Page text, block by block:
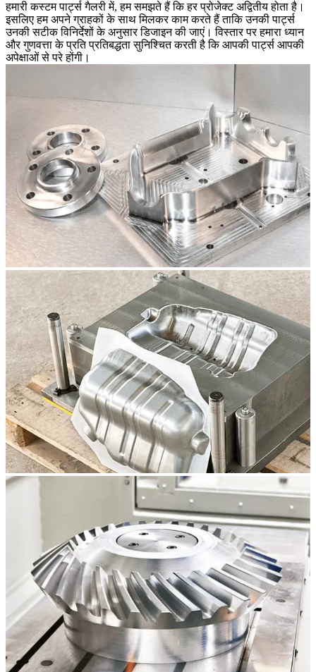
हमारी कस्टम पार्ट्स गैलरी में, हम समझते हैं कि हर प्रोजेक्ट अद्वितीय होता है।
इसलिए हम अपने ग्राहकों के साथ मिलकर काम करते हैं ताकि उनकी पार्ट्स
उनकी सटीक विनिर्देशों के अनुसार डिजाइन की जाएं। विस्तार पर हमारा ध्यान
और गुणवत्ता के प्रति प्रतिबद्धता सुनिश्चित करती है कि आपकी पार्ट्स आपकी
अपेक्षाओं से परे होंगी।